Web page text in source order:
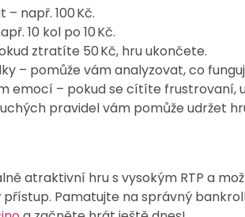
např. 100 Kč.
10 kol po 10 Kč.
ztratíte 50 Kč, hru ukončete.
– pomůže vám analyzovat, co
emocí – pokud se cítíte frustrovaní,
pravidel vám pomůže udržet
atraktivní hru s vysokým RTP a
Pamatujte na správný